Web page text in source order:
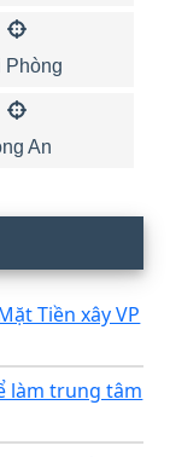
Phòng
An
Tiền xây VP
làm trung tâm